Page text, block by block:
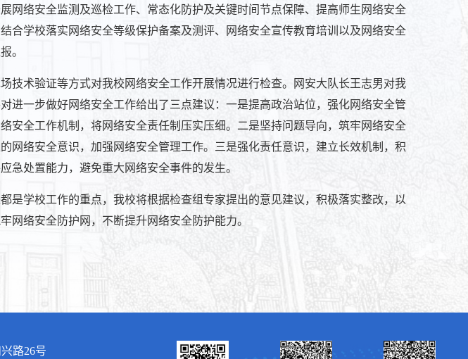
网络安全监测及巡检工作、常态化防护及关键时间节点保障、提高师生网络安全
合学校落实网络安全等级保护备案及测评、网络安全宣传教育培训以及网络安全
。
技术验证等方式对我校网络安全工作开展情况进行检查。网安大队长王志男对我
进一步做好网络安全工作给出了三点建议：一是提高政治站位，强化网络安全管
安全工作机制，将网络安全责任制压实压细。二是坚持问题导向，筑牢网络安全
网络安全意识，加强网络安全管理工作。三是强化责任意识，建立长效机制，积
急处置能力，避免重大网络安全事件的发生。
是学校工作的重点，我校将根据检查组专家提出的意见建议，积极落实整改，以
网络安全防护网，不断提升网络安全防护能力。
路26号